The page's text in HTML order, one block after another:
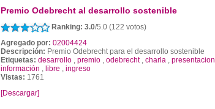
Premio Odebrecht al desarrollo sostenible
Ranking: 3.0/5.0 (122 votos)
Agregado por: 02004424
Descripción: Premio Odebrecht para el desarrollo sostenible
Etiquetas: desarrollo premio odebrecht, charla presentacion
información
libre
ingreso
Vistas: 1761
[Descargar]